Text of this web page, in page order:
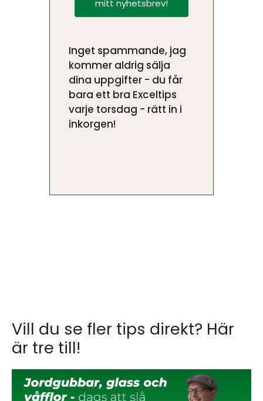
mitt nyhetsbrev!
Inget spammande, jag
kommer aldrig sälja
dina uppgifter - du får
bara ett bra Exceltips
varje torsdag - rätt in i
inkorgen!
Vill du se fler tips direkt? Här
är tre till!